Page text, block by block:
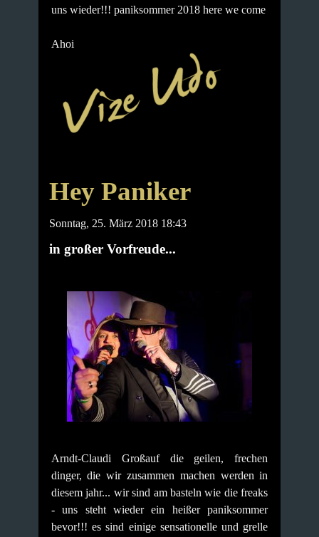
uns wieder!!! paniksommer 2018 here we come
Ahoi
Hey Paniker
Sonntag, 25. März 2018 18:43
in großer Vorfreude...
Arndt-Claudi Großauf die geilen, frechen
dinger, die wir zusammen machen werden in
diesem jahr... wir sind am basteln wie die freaks
- uns steht wieder ein heißer paniksommer
bevor!!! es sind einige sensationelle und grelle